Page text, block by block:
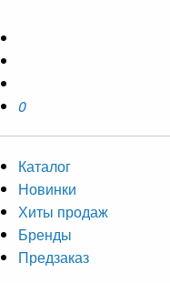
0
Каталог
Новинки
Хиты продаж
Бренды
Предзаказ